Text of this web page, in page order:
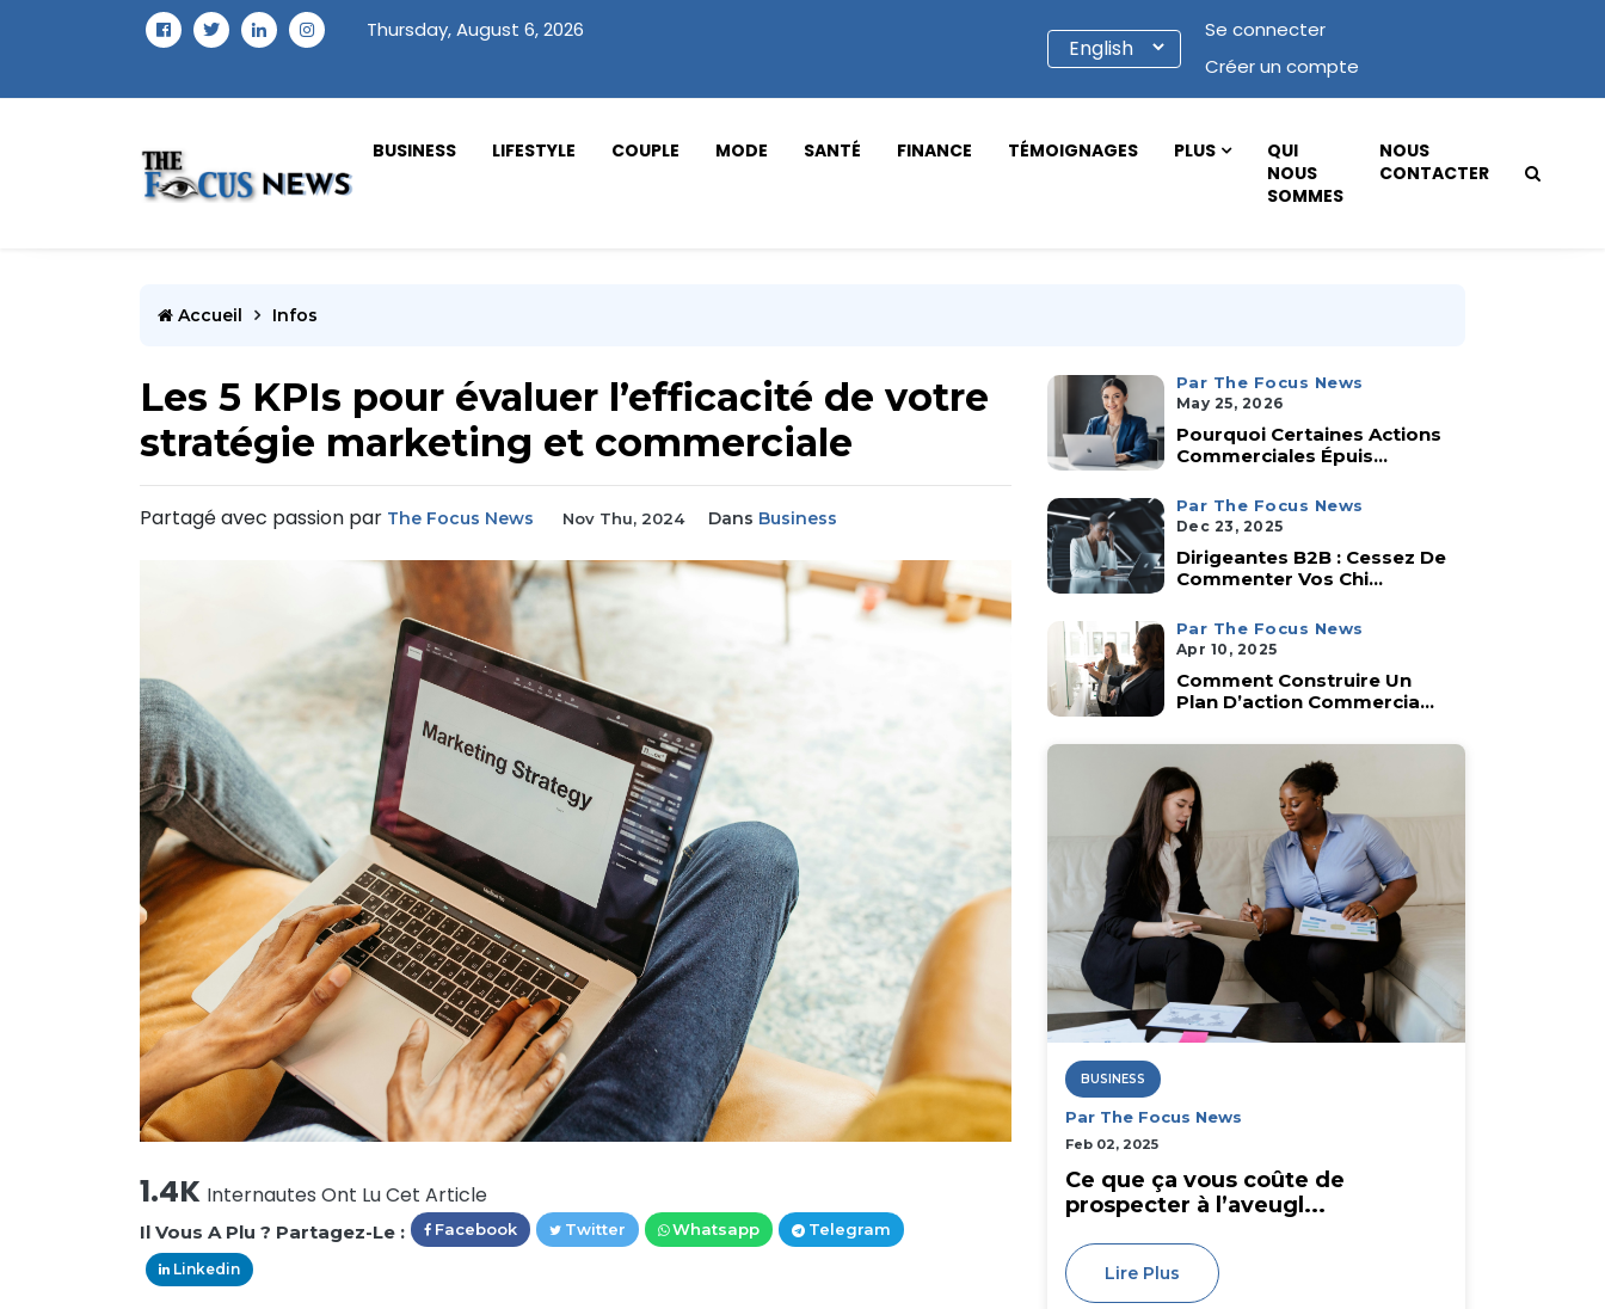
Thursday, August 6, 2026
Se connecter
Créer un compte
BUSINESS LIFESTYLE COUPLE MODE SANTÉ FINANCE TÉMOIGNAGES PLUS
QUI
NOUS
SOMMES
NOUS
CONTACTER
Accueil Infos
Les 5 KPIs pour évaluer l’efficacité de votre
stratégie marketing et commerciale
Partagé avec passion par The Focus News Nov Thu, 2024 Dans Business
1.4K Internautes Ont Lu Cet Article
Il Vous A Plu ? Partagez-Le : Facebook Twitter Whatsapp Telegram
Linkedin
Par The Focus News
May 25, 2026
Pourquoi Certaines Actions
Commerciales Épuis...
Par The Focus News
Dec 23, 2025
Dirigeantes B2B : Cessez De
Commenter Vos Chi...
Par The Focus News
Apr 10, 2025
Comment Construire Un
Plan D’action Commercia...
BUSINESS
Par The Focus News
Feb 02, 2025
Ce que ça vous coûte de
prospecter à l’aveugl...
Lire Plus